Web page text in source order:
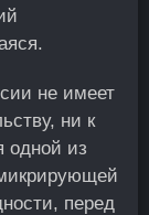
не имеет
ни к
одной из
перед